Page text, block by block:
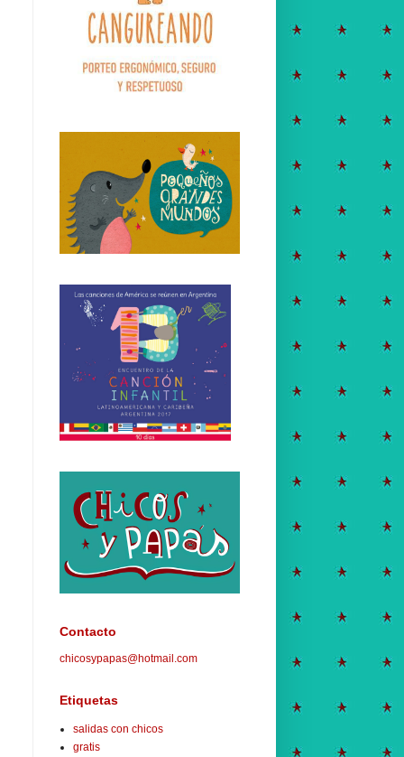
Contacto
chicosypapas@hotmail.com
Etiquetas
salidas con chicos
gratis